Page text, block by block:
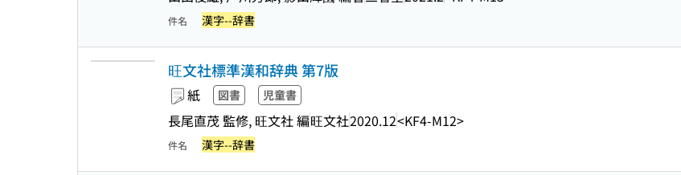
件名 漢字--辞書
旺文社標準漢和辞典 第7版
紙 図書 児童書
長尾直茂 監修, 旺文社 編旺文社2020.12<KF4-M12>
件名 漢字--辞書